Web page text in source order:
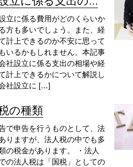
立に係る費用がどのくらいか
方も多いでしょう。また、経
計上できるのか不安に思って
いるかもしれません。本記事
社設立に係る支出の相場や経
計上できるかについて解説し
社設立に […]
の種類
で申告を行うものとして、法
りますが、法人税の中でも多
の税金があります。 ・法人
の法人税は「国税」としての